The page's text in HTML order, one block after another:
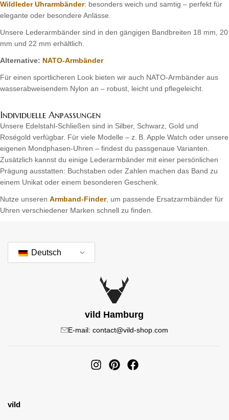
Wildleder Uhrarmbänder: besonders weich und samtig – perfekt für
elegante oder besondere Anlässe.
Unsere Lederarmbänder sind in den gängigen Bandbreiten 18 mm, 20
mm und 22 mm erhältlich.
Alternative: NATO-Armbänder
Für einen sportlicheren Look bieten wir auch NATO-Armbänder aus
wasserabweisendem Nylon an – robust, leicht und pflegeleicht.
Individuelle Anpassungen
Unsere Edelstahl-Schließen sind in Silber, Schwarz, Gold und
Roségold verfügbar. Für viele Modelle – z. B. Apple Watch oder unsere
eigenen Mondphasen-Uhren – findest du passgenaue Varianten.
Zusätzlich kannst du einige Lederarmbänder mit einer persönlichen
Prägung ausstatten: Buchstaben oder Zahlen machen das Band zu
einem Unikat oder einem besonderen Geschenk.
Nutze unseren Armband-Finder, um passende Ersatzarmbänder für
Uhren verschiedener Marken schnell zu finden.
Deutsch
vild Hamburg
E-mail: contact@vild-shop.com
vild